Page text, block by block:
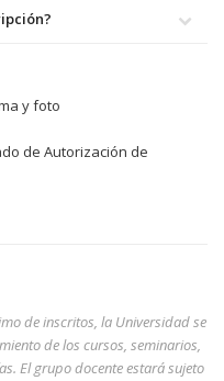
y foto
de Autorización de
de inscritos, la Universidad se
de los cursos, seminarios,
El grupo docente estará sujeto